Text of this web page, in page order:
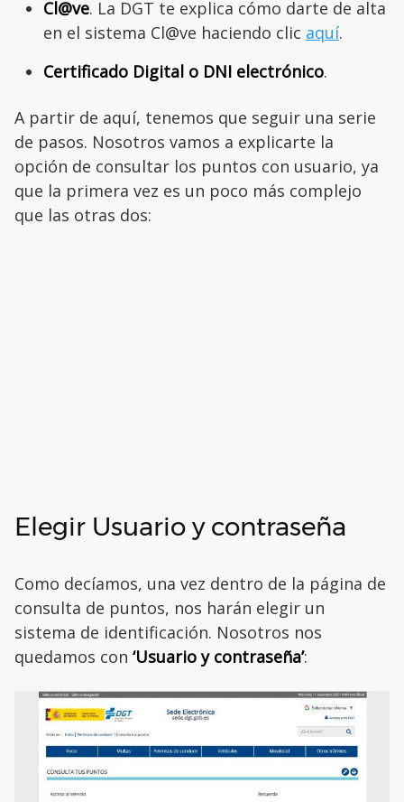
Cl@ve. La DGT te explica cómo darte de alta
en el sistema Cl@ve haciendo clic aquí.
Certificado Digital o DNI electrónico.
A partir de aquí, tenemos que seguir una serie
de pasos. Nosotros vamos a explicarte la
opción de consultar los puntos con usuario, ya
que la primera vez es un poco más complejo
que las otras dos:
Elegir Usuario y contraseña
Como decíamos, una vez dentro de la página de
consulta de puntos, nos harán elegir un
sistema de identificación. Nosotros nos
quedamos con ‘Usuario y contraseña’: